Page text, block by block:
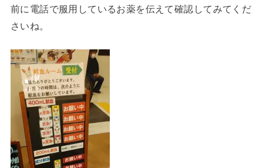
前に電話で服用しているお薬を伝えて確認してみてくだ
さいね。